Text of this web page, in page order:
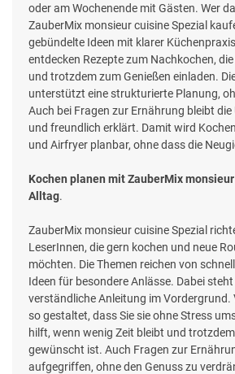
oder am Wochenende mit Gästen. Wer
ZauberMix monsieur cuisine Spezial
gebündelte Ideen mit klarer
entdecken Rezepte zum Nachkochen,
und trotzdem zum Genießen einladen.
unterstützt eine strukturierte Planung,
Auch bei Fragen zur Ernährung bleibt
und freundlich erklärt. Damit wird
und Airfryer planbar, ohne dass die
Kochen planen mit ZauberMix
Alltag.
ZauberMix monsieur cuisine Spezial
LeserInnen, die gern kochen und neue
möchten. Die Themen reichen von
Ideen für besondere Anlässe. Dabei
verständliche Anleitung im Vordergrund.
so gestaltet, dass Sie sie ohne Stress
hilft, wenn wenig Zeit bleibt und
gewünscht ist. Auch Fragen zur
aufgegriffen, ohne den Genuss zu